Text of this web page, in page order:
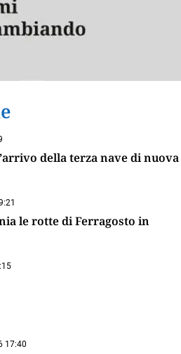
della terza nave di nuova
le rotte di Ferragosto in
17:40